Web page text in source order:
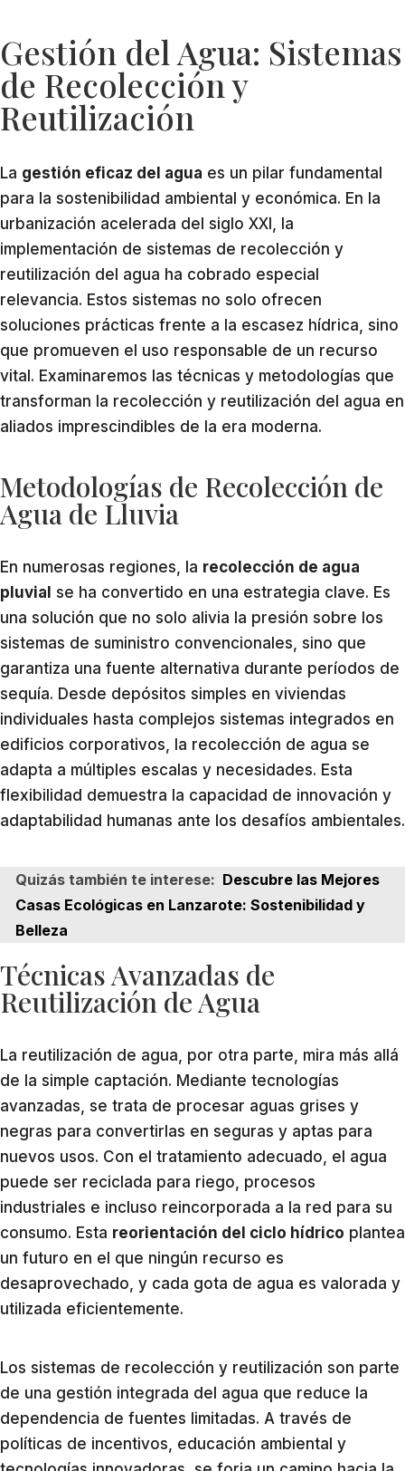
Gestión del Agua: Sistemas
de Recolección y
Reutilización
La gestión eficaz del agua es un pilar fundamental
para la sostenibilidad ambiental y económica. En la
urbanización acelerada del siglo XXI, la
implementación de sistemas de recolección y
reutilización del agua ha cobrado especial
relevancia. Estos sistemas no solo ofrecen
soluciones prácticas frente a la escasez hídrica, sino
que promueven el uso responsable de un recurso
vital. Examinaremos las técnicas y metodologías que
transforman la recolección y reutilización del agua en
aliados imprescindibles de la era moderna.
Metodologías de Recolección de
Agua de Lluvia
En numerosas regiones, la recolección de agua
pluvial se ha convertido en una estrategia clave. Es
una solución que no solo alivia la presión sobre los
sistemas de suministro convencionales, sino que
garantiza una fuente alternativa durante períodos de
sequía. Desde depósitos simples en viviendas
individuales hasta complejos sistemas integrados en
edificios corporativos, la recolección de agua se
adapta a múltiples escalas y necesidades. Esta
flexibilidad demuestra la capacidad de innovación y
adaptabilidad humanas ante los desafíos ambientales.
Quizás también te interese: Descubre las Mejores
Casas Ecológicas en Lanzarote: Sostenibilidad y
Belleza
Técnicas Avanzadas de
Reutilización de Agua
La reutilización de agua, por otra parte, mira más allá
de la simple captación. Mediante tecnologías
avanzadas, se trata de procesar aguas grises y
negras para convertirlas en seguras y aptas para
nuevos usos. Con el tratamiento adecuado, el agua
puede ser reciclada para riego, procesos
industriales e incluso reincorporada a la red para su
consumo. Esta reorientación del ciclo hídrico plantea
un futuro en el que ningún recurso es
desaprovechado, y cada gota de agua es valorada y
utilizada eficientemente.
Los sistemas de recolección y reutilización son parte
de una gestión integrada del agua que reduce la
dependencia de fuentes limitadas. A través de
políticas de incentivos, educación ambiental y